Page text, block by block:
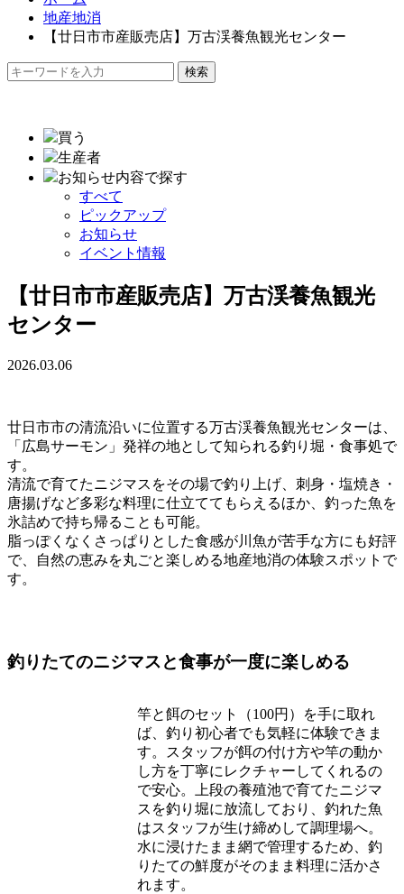
地産地消
【廿日市市産販売店】万古渓養魚観光センター
検索
買う
生産者
お知らせ内容で探す
すべて
ピックアップ
お知らせ
イベント情報
【廿日市市産販売店】万古渓養魚観光
センター
2026.03.06
廿日市市の清流沿いに位置する万古渓養魚観光センターは、
「広島サーモン」発祥の地として知られる釣り堀・食事処で
す。
清流で育てたニジマスをその場で釣り上げ、刺身・塩焼き・
唐揚げなど多彩な料理に仕立ててもらえるほか、釣った魚を
氷詰めで持ち帰ることも可能。
脂っぽくなくさっぱりとした食感が川魚が苦手な方にも好評
で、自然の恵みを丸ごと楽しめる地産地消の体験スポットで
す。
釣りたてのニジマスと食事が一度に楽しめる
竿と餌のセット（100円）を手に取れ
ば、釣り初心者でも気軽に体験できま
す。スタッフが餌の付け方や竿の動か
し方を丁寧にレクチャーしてくれるの
で安心。上段の養殖池で育てたニジマ
スを釣り堀に放流しており、釣れた魚
はスタッフが生け締めして調理場へ。
水に浸けたまま網で管理するため、釣
りたての鮮度がそのまま料理に活かさ
れます。